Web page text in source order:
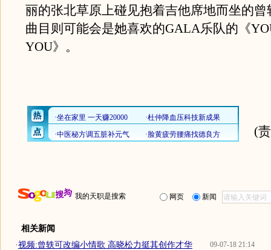
丽的张北草原上碰见抱着吉他席地而坐的曾
曲目则可能会是她喜欢的GALA乐队的《
YOU》。
(
我的天职是搜索 网页 新闻
相关新闻
09-07-18 21:14
·视频:曾轶可改编小情歌 高晓松力挺其创作才华